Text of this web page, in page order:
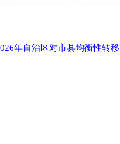
年自治区对市县均衡性转